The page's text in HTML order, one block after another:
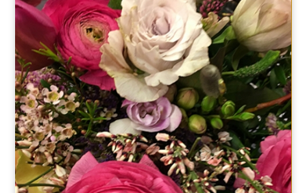
HOCHZEIT